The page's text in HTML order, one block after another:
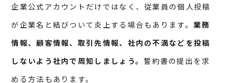
企業公式アカウントだけではなく、従業員の個人投稿
が企業名と結びついて炎上する場合もあります。 業務
情報、顧客情報、取引先情報、社内の不満などを投稿
しないよう社内で周知しましょう。 誓約書の提出を求
める方法もあります。